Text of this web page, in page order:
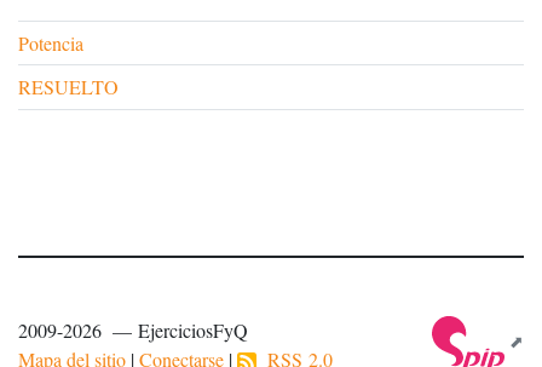
Potencia
RESUELTO
2009-2026 — EjerciciosFyQ
Mapa del sitio |Conectarse | RSS 2.0